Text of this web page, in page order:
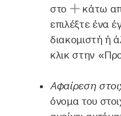
στο
κάτω
επιλέξτε ένα
διακομιστή ή
κλικ στην
Αφαίρεση
όνομα του